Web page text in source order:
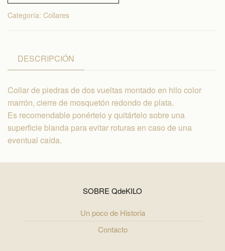
Categoría: Collares
DESCRIPCIÓN
Collar de piedras de dos vueltas montado en hilo color
marrón, cierre de mosquetón redondo de plata.
Es recomendable ponértelo y quitártelo sobre una
superficie blanda para evitar roturas en caso de una
eventual caída.
SOBRE QdeKILO
Un poco de Historia
Contacto